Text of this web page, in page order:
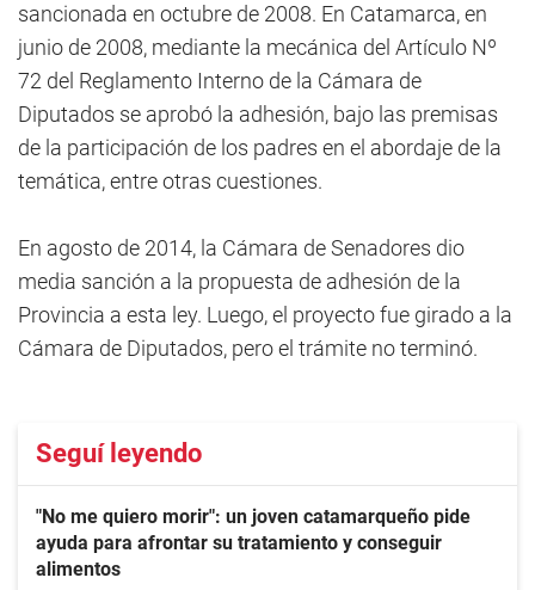
sancionada en octubre de 2008. En Catamarca, en
junio de 2008, mediante la mecánica del Artículo Nº
72 del Reglamento Interno de la Cámara de
Diputados se aprobó la adhesión, bajo las premisas
de la participación de los padres en el abordaje de la
temática, entre otras cuestiones.
En agosto de 2014, la Cámara de Senadores dio
media sanción a la propuesta de adhesión de la
Provincia a esta ley. Luego, el proyecto fue girado a la
Cámara de Diputados, pero el trámite no terminó.
Seguí leyendo
"No me quiero morir": un joven catamarqueño pide
ayuda para afrontar su tratamiento y conseguir
alimentos